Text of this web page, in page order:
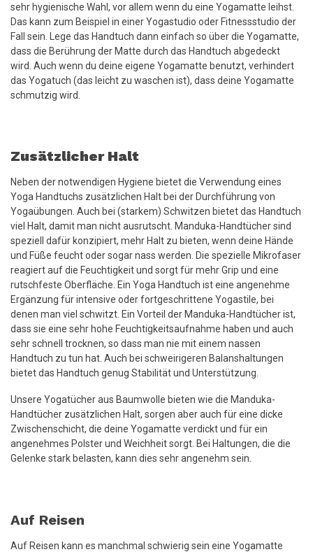
sehr hygienische Wahl, vor allem wenn du eine Yogamatte leihst.
Das kann zum Beispiel in einer Yogastudio oder Fitnessstudio der
Fall sein. Lege das Handtuch dann einfach so über die Yogamatte,
dass die Berührung der Matte durch das Handtuch abgedeckt
wird. Auch wenn du deine eigene Yogamatte benutzt, verhindert
das Yogatuch (das leicht zu waschen ist), dass deine Yogamatte
schmutzig wird.
Zusätzlicher Halt
Neben der notwendigen Hygiene bietet die Verwendung eines
Yoga Handtuchs zusätzlichen Halt bei der Durchführung von
Yogaübungen. Auch bei (starkem) Schwitzen bietet das Handtuch
viel Halt, damit man nicht ausrutscht. Manduka-Handtücher sind
speziell dafür konzipiert, mehr Halt zu bieten, wenn deine Hände
und Füße feucht oder sogar nass werden. Die spezielle Mikrofaser
reagiert auf die Feuchtigkeit und sorgt für mehr Grip und eine
rutschfeste Oberfläche. Ein Yoga Handtuch ist eine angenehme
Ergänzung für intensive oder fortgeschrittene Yogastile, bei
denen man viel schwitzt. Ein Vorteil der Manduka-Handtücher ist,
dass sie eine sehr hohe Feuchtigkeitsaufnahme haben und auch
sehr schnell trocknen, so dass man nie mit einem nassen
Handtuch zu tun hat. Auch bei schweirigeren Balanshaltungen
bietet das Handtuch genug Stabilität und Unterstützung.
Unsere Yogatücher aus Baumwolle bieten wie die Manduka-
Handtücher zusätzlichen Halt, sorgen aber auch für eine dicke
Zwischenschicht, die deine Yogamatte verdickt und für ein
angenehmes Polster und Weichheit sorgt. Bei Haltungen, die die
Gelenke stark belasten, kann dies sehr angenehm sein.
Auf Reisen
Auf Reisen kann es manchmal schwierig sein eine Yogamatte